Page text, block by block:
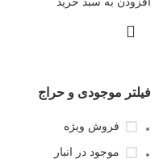
فیلتر موجودی و حراج
فروش ویژه
موجود در انبار